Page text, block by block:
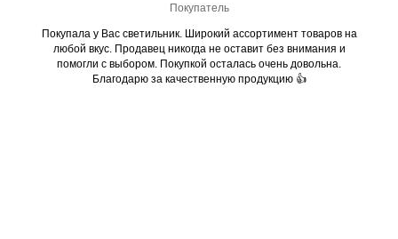
Покупатель
Покупала у Вас светильник. Широкий ассортимент товаров на
любой вкус. Продавец никогда не оставит без внимания и
помогли с выбором. Покупкой осталась очень довольна.
Благодарю за качественную продукцию 👍